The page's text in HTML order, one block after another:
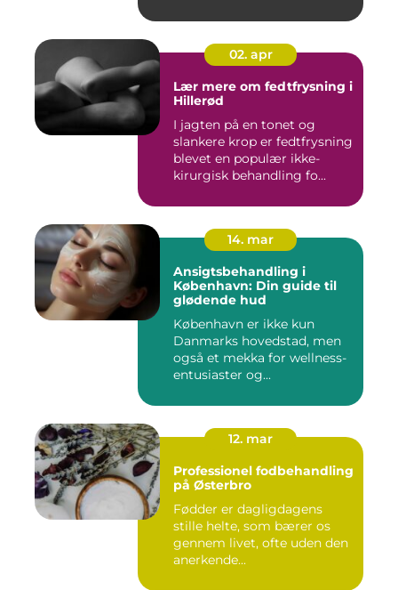
02. apr
Lær mere om fedtfrysning i
Hillerød
I jagten på en tonet og
slankere krop er fedtfrysning
blevet en populær ikke-
kirurgisk behandling fo...
14. mar
Ansigtsbehandling i
København: Din guide til
glødende hud
København er ikke kun
Danmarks hovedstad, men
også et mekka for wellness-
entusiaster og...
12. mar
Professionel fodbehandling
på Østerbro
Fødder er dagligdagens
stille helte, som bærer os
gennem livet, ofte uden den
anerkende...